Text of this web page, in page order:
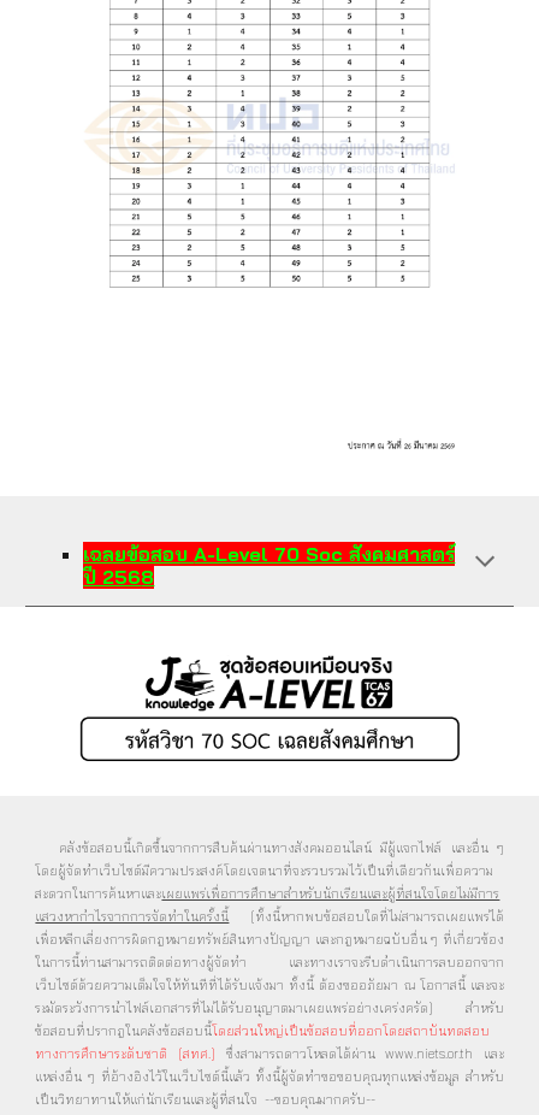
เฉลยข้อสอบA-Level 70 Soc สังคมศาสตร์
ปี 2568
คลังข้อสอบนี้เกิดขึ้นจากการสืบค้นผ่านทางสังคมออนไลน์ มีผู้แจกไฟล์ และอื่น ๆ
โดยผู้จัดทำเว็บไซต์มีความประสงค์โดยเจตนาที่จะรวบรวมไว้เป็นที่เดียวกันเพื่อความ
สะดวกในการค้นหาและเผยแพร่เพื่อการศึกษาสำหรับนักเรียนและผู้ที่สนใจโดยไม่มีการ
แสวงหากำไรจากการจัดทำในครั้งนี้ [ทั้งนี้หากพบข้อสอบใดที่ไม่สามารถเผยแพร่ได้
เพื่อหลีกเลี่ยงการผิดกฎหมายทรัพย์สินทางปัญญา และกฎหมายฉบับอื่น ๆ ที่เกี่ยวข้อง
ในการนี้ท่านสามารถติดต่อทางผู้จัดทำ และทางเราจะรีบดำเนินการลบออกจาก
เว็บไซต์ด้วยความเต็มใจให้ทันทีที่ได้รับแจ้งมา ทั้งนี้ ต้องขออภัยมา ณ โอกาสนี้ และจะ
ระมัดระวังการนำไฟล์เอกสารที่ไม่ได้รับอนุญาตมาเผยแพร่อย่างเคร่งครัด] สำหรับ
ข้อสอบที่ปรากฎในคลังข้อสอบนี้โดยส่วนใหญ่เป็นข้อสอบที่ออกโดยสถาบันทดสอบ
ทางการศึกษาระดับชาติ [สทศ.]
ซึ่งสามารถดาวโหลดได้ผ่าน www.niets.or.th และ
แหล่งอื่น ๆ ที่อ้างอิงไว้ในเว็บไซต์นี้แล้ว ทั้งนี้ผู้จัดทำขอขอบคุณทุกแหล่งข้อมูล สำหรับ
เป็นวิทยาทานให้แก่นักเรียนและผู้ที่สนใจ --ขอบคุณมากครับ--